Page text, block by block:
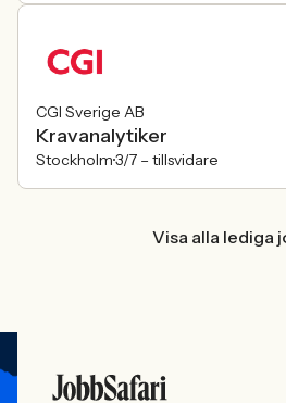
CGI Sverige AB
Kravanalytiker
Stockholm3/7 – tillsvidare
Visa alla lediga